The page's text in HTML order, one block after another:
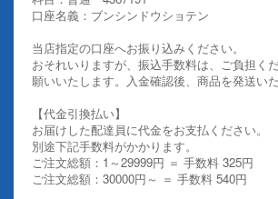
口座名義：ブンシンドウショテン
当店指定の口座へお振り込みください。
おそれいりますが、振込手数料は、ご負担く
願いいたします。入金確認後、商品を発送いた
【代金引換払い】
お届けした配達員に代金をお支払ください。
別途下記手数料がかかります。
ご注文総額：1～29999円 ＝ 手数料 325円
ご注文総額：30000円～ ＝ 手数料 540円